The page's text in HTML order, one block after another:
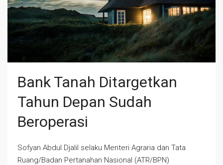
Bank Tanah Ditargetkan
Tahun Depan Sudah
Beroperasi
Sofyan Abdul Djalil selaku Menteri Agraria dan Tata
Ruang/Badan Pertanahan Nasional (ATR/BPN)